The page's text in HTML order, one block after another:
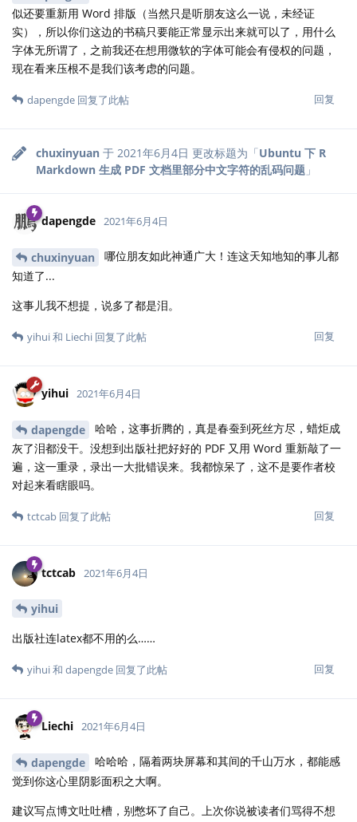
似还要重新用 Word 排版（当然只是听朋友这么一说，未经证
实），所以你们这边的书稿只要能正常显示出来就可以了，用什么
字体无所谓了，之前我还在想用微软的字体可能会有侵权的问题，
现在看来压根不是我们该考虑的问题。
回复
dapengde 回复了此帖
chuxinyuan 于 2021年6月4日 更改标题为「Ubuntu 下 R
Markdown 生成 PDF 文档里部分中文字符的乱码问题 」
dapengde 2021年6月4日
chuxinyuan
哪位朋友如此神通广大！连这天知地知的事儿都
知道了...
这事儿我不想提，说多了都是泪。
回复
yihui和 Liechi 回复了此帖
yihui 2021年6月4日
dapengde
哈哈，这事折腾的，真是春蚕到死丝方尽，蜡炬成
灰了泪都没干。没想到出版社把好好的 PDF 又用 Word 重新敲了一
遍，这一重录，录出一大批错误来。我都惊呆了，这不是要作者校
对起来看瞎眼吗。
回复
tctcab 回复了此帖
tctcab 2021年6月4日
yihui
出版社连latex都不用的么……
回复
yihui和 dapengde 回复了此帖
Liechi 2021年6月4日
dapengde
哈哈哈，隔着两块屏幕和其间的千山万水，都能感
觉到你这心里阴影面积之大啊。
建议写点博文吐吐槽，别憋坏了自己。上次你说被读者们骂得不想